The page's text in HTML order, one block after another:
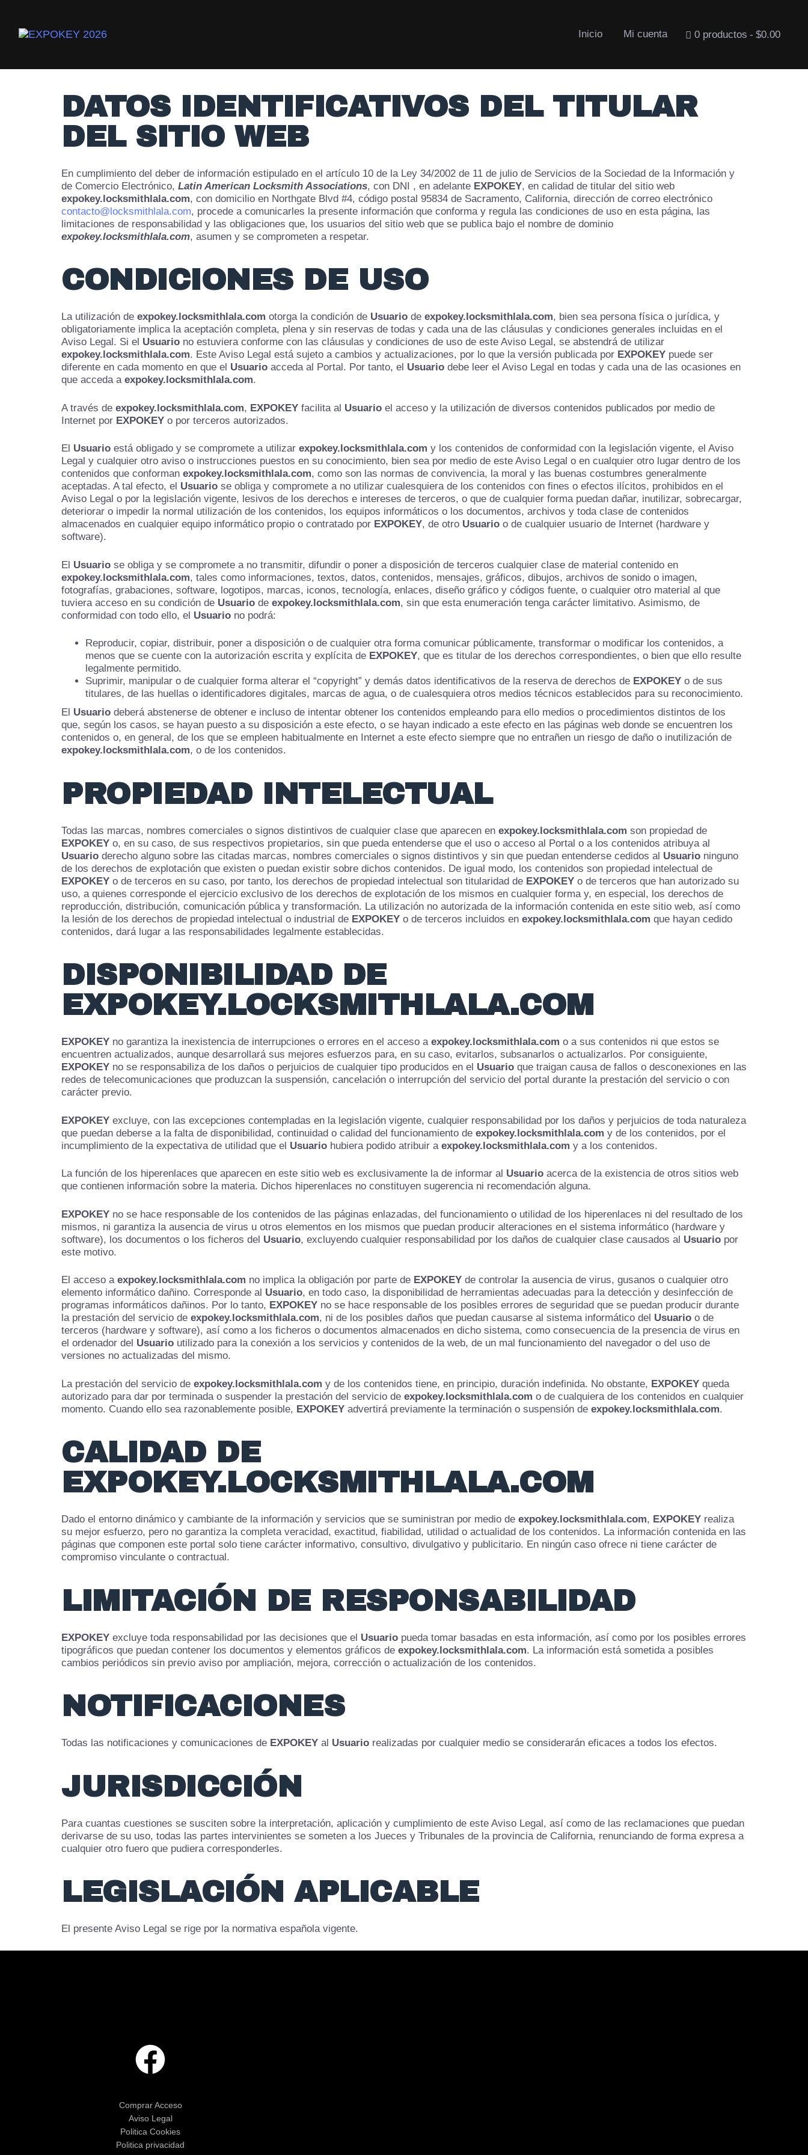
Inicio Mi cuenta 0 productos $0.00
DATOS IDENTIFICATIVOS DEL TITULAR
DEL SITIO WEB
En cumplimiento del deber de información estipulado en el artículo 10 de la Ley 34/2002 de 11 de julio de Servicios de la Sociedad de la Información y
de Comercio Electrónico, Latin American Locksmith Associations, con DNI , en adelante EXPOKEY, en calidad de titular del sitio web
expokey.locksmithlala.com, con domicilio en Northgate Blvd #4, código postal 95834 de Sacramento, California, dirección de correo electrónico
contacto@locksmithlala.com, procede a comunicarles la presente información que conforma y regula las condiciones de uso en esta página, las
limitaciones de responsabilidad y las obligaciones que, los usuarios del sitio web que se publica bajo el nombre de dominio
expokey.locksmithlala.com, asumen y se comprometen a respetar.
CONDICIONES DE USO
La utilización de expokey.locksmithlala.com otorga la condición de Usuario de expokey.locksmithlala.com, bien sea persona física o jurídica, y
obligatoriamente implica la aceptación completa, plena y sin reservas de todas y cada una de las cláusulas y condiciones generales incluidas en el
Aviso Legal. Si el Usuario no estuviera conforme con las cláusulas y condiciones de uso de este Aviso Legal, se abstendrá de utilizar
expokey.locksmithlala.com. Este Aviso Legal está sujeto a cambios y actualizaciones, por lo que la versión publicada por EXPOKEY puede ser
diferente en cada momento en que el Usuario acceda al Portal. Por tanto, el Usuario debe leer el Aviso Legal en todas y cada una de las ocasiones en
que acceda a expokey.locksmithlala.com.
A través de expokey.locksmithlala.com, EXPOKEY facilita al Usuario el acceso y la utilización de diversos contenidos publicados por medio de
Internet por EXPOKEY o por terceros autorizados.
El Usuario está obligado y se compromete a utilizar expokey.locksmithlala.com y los contenidos de conformidad con la legislación vigente, el Aviso
Legal y cualquier otro aviso o instrucciones puestos en su conocimiento, bien sea por medio de este Aviso Legal o en cualquier otro lugar dentro de los
contenidos que conforman expokey.locksmithlala.com, como son las normas de convivencia, la moral y las buenas costumbres generalmente
aceptadas. A tal efecto, el Usuario se obliga y compromete a no utilizar cualesquiera de los contenidos con fines o efectos ilícitos, prohibidos en el
Aviso Legal o por la legislación vigente, lesivos de los derechos e intereses de terceros, o que de cualquier forma puedan dañar, inutilizar, sobrecargar,
deteriorar o impedir la normal utilización de los contenidos, los equipos informáticos o los documentos, archivos y toda clase de contenidos
almacenados en cualquier equipo informático propio o contratado por EXPOKEY, de otro Usuario o de cualquier usuario de Internet (hardware y
software).
El Usuario se obliga y se compromete a no transmitir, difundir o poner a disposición de terceros cualquier clase de material contenido en
expokey.locksmithlala.com, tales como informaciones, textos, datos, contenidos, mensajes, gráficos, dibujos, archivos de sonido o imagen,
fotografías, grabaciones, software, logotipos, marcas, iconos, tecnología, enlaces, diseño gráfico y códigos fuente, o cualquier otro material al que
tuviera acceso en su condición de Usuario de expokey.locksmithlala.com, sin que esta enumeración tenga carácter limitativo. Asimismo, de
conformidad con todo ello, el Usuario no podrá:
Reproducir, copiar, distribuir, poner a disposición o de cualquier otra forma comunicar públicamente, transformar o modificar los contenidos, a
menos que se cuente con la autorización escrita y explícita de EXPOKEY, que es titular de los derechos correspondientes, o bien que ello resulte
legalmente permitido.
Suprimir, manipular o de cualquier forma alterar el “copyright” y demás datos identificativos de la reserva de derechos de EXPOKEY o de sus
titulares, de las huellas o identificadores digitales, marcas de agua, o de cualesquiera otros medios técnicos establecidos para su reconocimiento.
El Usuario deberá abstenerse de obtener e incluso de intentar obtener los contenidos empleando para ello medios o procedimientos distintos de los
que, según los casos, se hayan puesto a su disposición a este efecto, o se hayan indicado a este efecto en las páginas web donde se encuentren los
contenidos o, en general, de los que se empleen habitualmente en Internet a este efecto siempre que no entrañen un riesgo de daño o inutilización de
expokey.locksmithlala.com, o de los contenidos.
PROPIEDAD INTELECTUAL
Todas las marcas, nombres comerciales o signos distintivos de cualquier clase que aparecen en expokey.locksmithlala.com son propiedad de
EXPOKEY o, en su caso, de sus respectivos propietarios, sin que pueda entenderse que el uso o acceso al Portal o a los contenidos atribuya al
Usuario derecho alguno sobre las citadas marcas, nombres comerciales o signos distintivos y sin que puedan entenderse cedidos al Usuario ninguno
de los derechos de explotación que existen o puedan existir sobre dichos contenidos. De igual modo, los contenidos son propiedad intelectual de
EXPOKEY o de terceros en su caso, por tanto, los derechos de propiedad intelectual son titularidad de EXPOKEY o de terceros que han autorizado su
uso, a quienes corresponde el ejercicio exclusivo de los derechos de explotación de los mismos en cualquier forma y, en especial, los derechos de
reproducción, distribución, comunicación pública y transformación. La utilización no autorizada de la información contenida en este sitio web, así como
la lesión de los derechos de propiedad intelectual o industrial de EXPOKEY o de terceros incluidos en expokey.locksmithlala.com que hayan cedido
contenidos, dará lugar a las responsabilidades legalmente establecidas.
DISPONIBILIDAD DE
EXPOKEY.LOCKSMITHLALA.COM
EXPOKEY no garantiza la inexistencia de interrupciones o errores en el acceso a expokey.locksmithlala.com o a sus contenidos ni que estos se
encuentren actualizados, aunque desarrollará sus mejores esfuerzos para, en su caso, evitarlos, subsanarlos o actualizarlos. Por consiguiente,
EXPOKEY no se responsabiliza de los daños o perjuicios de cualquier tipo producidos en el Usuario que traigan causa de fallos o desconexiones en las
redes de telecomunicaciones que produzcan la suspensión, cancelación o interrupción del servicio del portal durante la prestación del servicio o con
carácter previo.
EXPOKEY excluye, con las excepciones contempladas en la legislación vigente, cualquier responsabilidad por los daños y perjuicios de toda naturaleza
que puedan deberse a la falta de disponibilidad, continuidad o calidad del funcionamiento de expokey.locksmithlala.com y de los contenidos, por el
incumplimiento de la expectativa de utilidad que el Usuario hubiera podido atribuir a expokey.locksmithlala.com y a los contenidos.
La función de los hiperenlaces que aparecen en este sitio web es exclusivamente la de informar al Usuario acerca de la existencia de otros sitios web
que contienen información sobre la materia. Dichos hiperenlaces no constituyen sugerencia ni recomendación alguna.
EXPOKEY no se hace responsable de los contenidos de las páginas enlazadas, del funcionamiento o utilidad de los hiperenlaces ni del resultado de los
mismos, ni garantiza la ausencia de virus u otros elementos en los mismos que puedan producir alteraciones en el sistema informático (hardware y
software), los documentos o los ficheros del Usuario, excluyendo cualquier responsabilidad por los daños de cualquier clase causados al Usuario por
este motivo.
El acceso a expokey.locksmithlala.com no implica la obligación por parte de EXPOKEY de controlar la ausencia de virus, gusanos o cualquier otro
elemento informático dañino. Corresponde al Usuario, en todo caso, la disponibilidad de herramientas adecuadas para la detección y desinfección de
programas informáticos dañinos. Por lo tanto, EXPOKEY no se hace responsable de los posibles errores de seguridad que se puedan producir durante
la prestación del servicio de expokey.locksmithlala.com, ni de los posibles daños que puedan causarse al sistema informático del Usuario o de
terceros (hardware y software), así como a los ficheros o documentos almacenados en dicho sistema, como consecuencia de la presencia de virus en
el ordenador del Usuario utilizado para la conexión a los servicios y contenidos de la web, de un mal funcionamiento del navegador o del uso de
versiones no actualizadas del mismo.
La prestación del servicio de expokey.locksmithlala.com y de los contenidos tiene, en principio, duración indefinida. No obstante, EXPOKEY queda
autorizado para dar por terminada o suspender la prestación del servicio de expokey.locksmithlala.com o de cualquiera de los contenidos en cualquier
momento. Cuando ello sea razonablemente posible, EXPOKEY advertirá previamente la terminación o suspensión de expokey.locksmithlala.com.
CALIDAD DE
EXPOKEY.LOCKSMITHLALA.COM
Dado el entorno dinámico y cambiante de la información y servicios que se suministran por medio de expokey.locksmithlala.com, EXPOKEY realiza
su mejor esfuerzo, pero no garantiza la completa veracidad, exactitud, fiabilidad, utilidad o actualidad de los contenidos. La información contenida en las
páginas que componen este portal solo tiene carácter informativo, consultivo, divulgativo y publicitario. En ningún caso ofrece ni tiene carácter de
compromiso vinculante o contractual.
LIMITACIÓN DE RESPONSABILIDAD
EXPOKEY excluye toda responsabilidad por las decisiones que el Usuario pueda tomar basadas en esta información, así como por los posibles errores
tipográficos que puedan contener los documentos y elementos gráficos de expokey.locksmithlala.com. La información está sometida a posibles
cambios periódicos sin previo aviso por ampliación, mejora, corrección o actualización de los contenidos.
NOTIFICACIONES
Todas las notificaciones y comunicaciones de EXPOKEY al Usuario realizadas por cualquier medio se considerarán eficaces a todos los efectos.
JURISDICCIÓN
Para cuantas cuestiones se susciten sobre la interpretación, aplicación y cumplimiento de este Aviso Legal, así como de las reclamaciones que puedan
derivarse de su uso, todas las partes intervinientes se someten a los Jueces y Tribunales de la provincia de California, renunciando de forma expresa a
cualquier otro fuero que pudiera corresponderles.
LEGISLACIÓN APLICABLE
El presente Aviso Legal se rige por la normativa española vigente.
Comprar Acceso
Aviso Legal
Politica Cookies
Politica privacidad